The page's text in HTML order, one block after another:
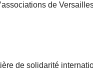
de
de solidarité